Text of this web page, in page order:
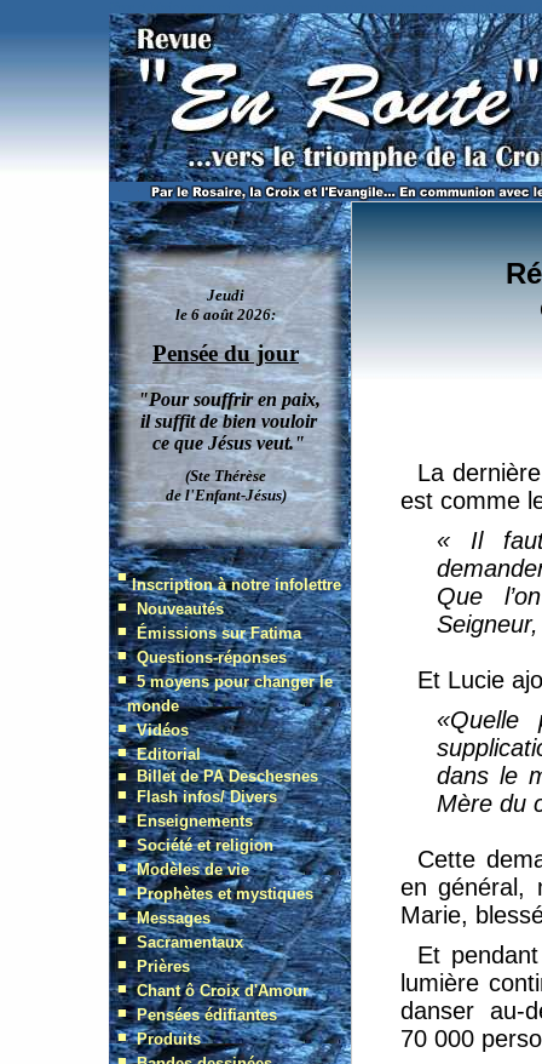
La
est comme
« Il faut
Que
Et Lucie
«Quelle
dans le
Mère du
Cette
en général,
Marie,
Et
lumière
danser au-
70 000